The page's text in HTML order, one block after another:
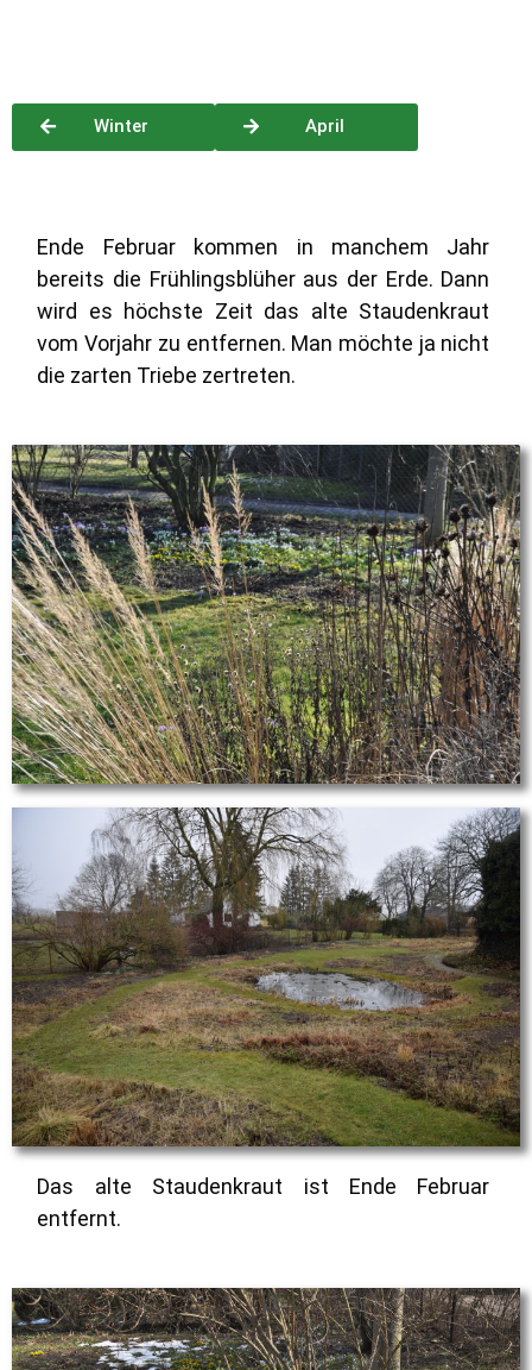
Winter April
Ende Februar kommen in manchem Jahr
bereits die Frühlingsblüher aus der Erde. Dann
wird es höchste Zeit das alte Staudenkraut
vom Vorjahr zu entfernen. Man möchte ja nicht
die zarten Triebe zertreten.
Das alte Staudenkraut ist Ende Februar
entfernt.